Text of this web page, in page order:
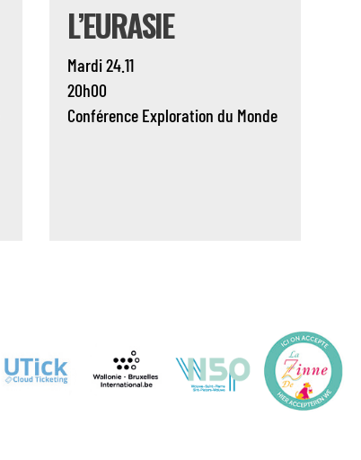
L’EURASIE
Mardi 24.11
20h00
Conférence Exploration du Monde